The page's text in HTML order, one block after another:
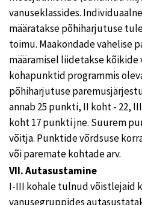
vanuseklassides.
määratakse põhiharjutuse
toimu. Maakondade vahelise
määramisel liidetakse
kohapunktid programmis
põhiharjutuse
annab 25 punkti, II koht - 22,
koht 17 punkti jne. Suurem
võitja. Punktide võrdsuse
või paremate kohtade arv.
VII. Autasustamine
I-III kohale tulnud võistlejaid
vanusegruppides